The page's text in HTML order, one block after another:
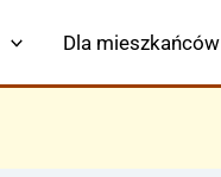
Dla mieszkańców